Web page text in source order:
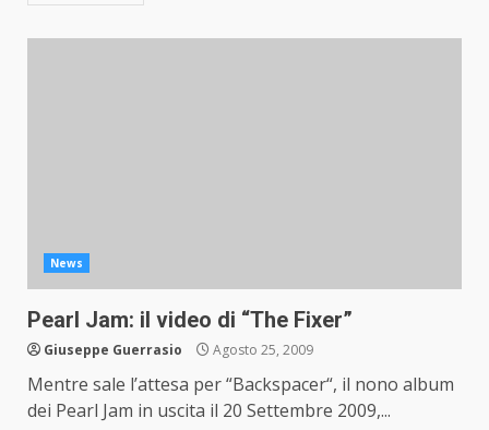
News
Pearl Jam: il video di “The Fixer”
Giuseppe Guerrasio Agosto 25, 2009
Mentre sale l’attesa per “Backspacer“, il nono album
dei Pearl Jam in uscita il 20 Settembre 2009,...